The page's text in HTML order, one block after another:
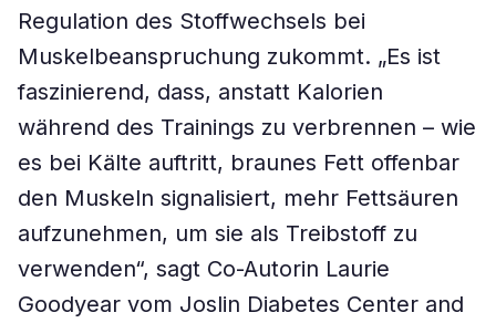
Regulation des Stoffwechsels bei
Muskelbeanspruchung zukommt. „Es ist
faszinierend, dass, anstatt Kalorien
während des Trainings zu verbrennen – wie
es bei Kälte auftritt, braunes Fett offenbar
den Muskeln signalisiert, mehr Fettsäuren
aufzunehmen, um sie als Treibstoff zu
verwenden“, sagt Co-Autorin Laurie
Goodyear vom Joslin Diabetes Center and